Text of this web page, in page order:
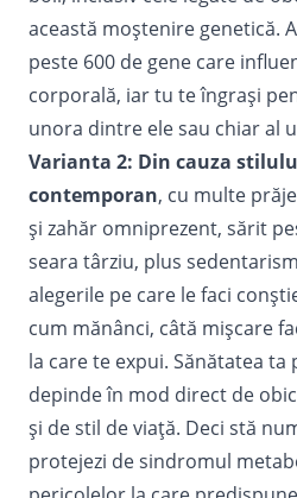
această moștenire genetică.
peste 600 de gene care
corporală, iar tu te îngrași
unora dintre ele sau chiar al
Varianta 2: Din cauza
contemporan, cu multe
și zahăr omniprezent, sărit
seara târziu, plus
alegerile pe care le faci
cum mănânci, câtă mișcare
la care te expui. Sănătatea
depinde în mod direct de
și de stil de viață. Deci stă
protejezi de sindromul